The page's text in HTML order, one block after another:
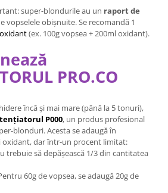
super-blondurile au un raport de
vopselele obișnuite. Se recomandă 1
oxidant(ex. 100g vopsea + 200ml oxidant).
PRO.CO
încă și mai mare (până la 5 tonuri),
P000, un produs profesional
blonduri. Acesta se adaugă în
oxidant, dar într-un procent limitat:
trebuie să depășească 1/3 din cantitatea
60g de vopsea, se adaugă 20g de